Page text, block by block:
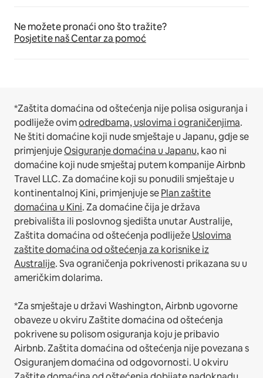
Ne možete pronaći ono što tražite?
Posjetite naš Centar za pomoć
*Zaštita domaćina od oštećenja nije polisa osiguranja i
podliježe ovimodredbama, uslovima i ograničenjima.
Ne štiti domaćine koji nude smještaje u Japanu, gdje se
primjenjujeOsiguranje domaćina u Japanu, kao ni
domaćine koji nude smještaj putem kompanije Airbnb
Travel LLC.Za domaćine koji su ponudili smještaje u
kontinentalnoj Kini, primjenjuje sePlan zaštite
domaćina u Kini.Za domaćine čija je država
prebivališta ili poslovnog sjedišta unutar Australije,
Zaštita domaćina od oštećenja podliježeUslovima
zaštite domaćina od oštećenja za korisnike iz
Australije. Sva ograničenja pokrivenosti prikazana su u
američkim dolarima.
*Za smještaje u državi Washington, Airbnb ugovorne
obaveze u okviru Zaštite domaćina od oštećenja
pokrivene su polisom osiguranja koju je pribavio
Airbnb. Zaštita domaćina od oštećenja nije povezana s
Osiguranjem domaćina od odgovornosti. U okviru